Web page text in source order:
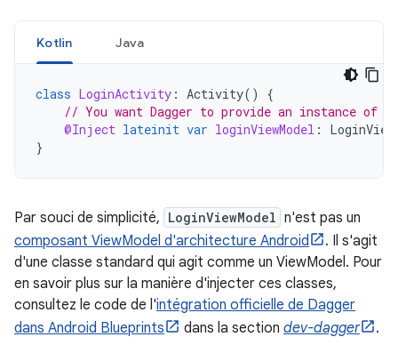
Kotlin Java
class LoginActivity : Activity()
{
// You want Dagger to provide an instance of
@Inject lateinit var loginViewModel :
}
Par souci de simplicité, LoginViewModel n'est pas un
composant ViewModel d'architecture Android
. Il s'agit
d'une classe standard qui agit comme un ViewModel. Pour
en savoir plus sur la manière d'injecter ces classes,
consultez le code de l'intégration officielle de Dagger
dans Android Blueprints
dans la section dev-dagger
.